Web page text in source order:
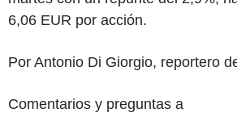
6,06 EUR por acción.
Por Antonio Di Giorgio, reportero
Comentarios y preguntas a